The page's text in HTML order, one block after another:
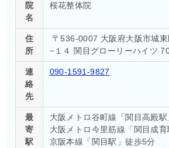
院
名
桜花整体院
住
所
〒536-0007 大阪府大阪市城東
−１４ 関目グローリーハイツ
連
絡
先
090-1591-9827
最
寄
駅
大阪メトロ谷町線「関目高殿
大阪メトロ今里筋線「関目成
京阪本線「関目駅」徒歩5分